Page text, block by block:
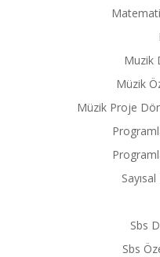
Muzik
Müzik
Müzik Proje
Sbs
Sbs